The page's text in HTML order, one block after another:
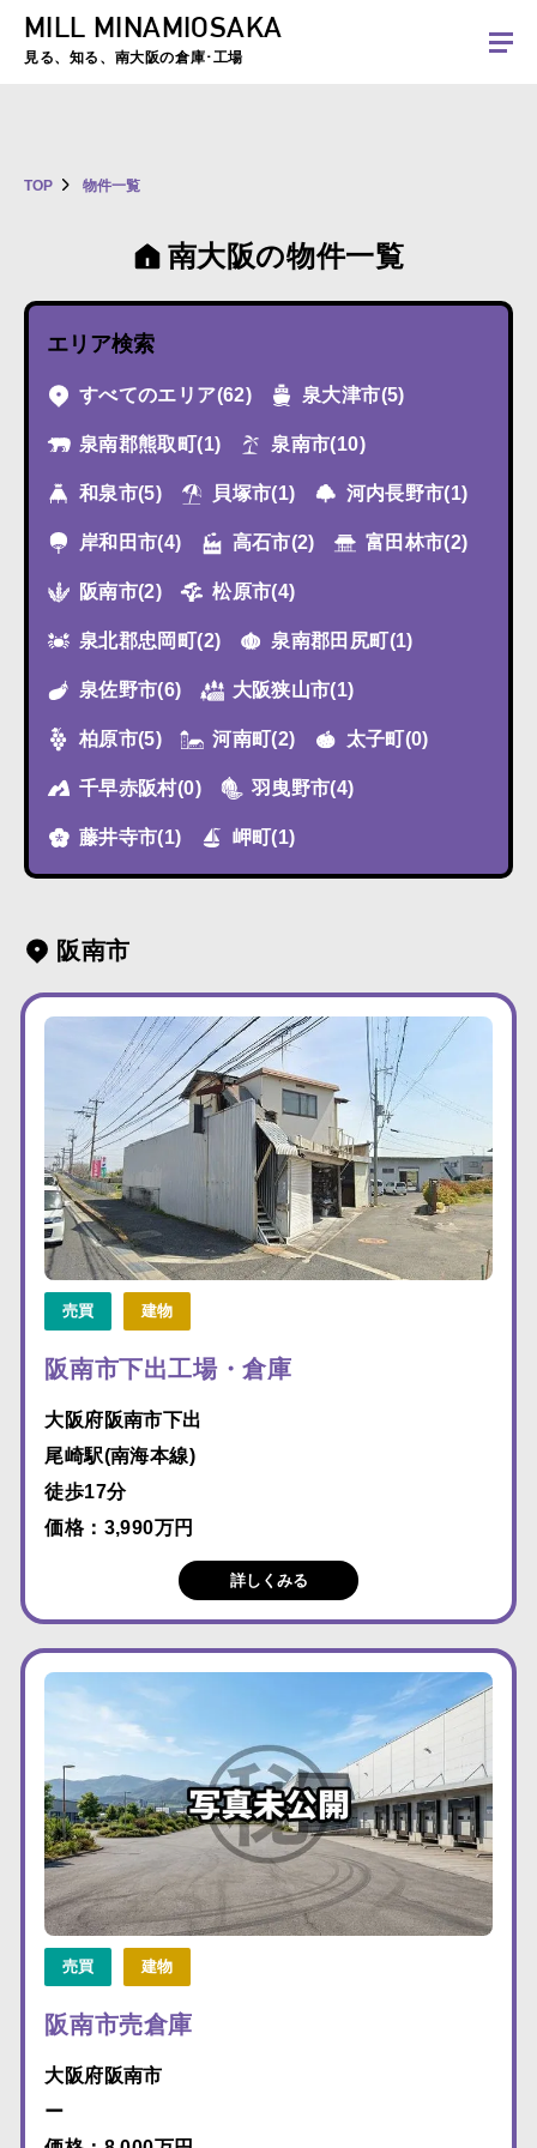
夏季休暇のお知らせ：2026年8月8日(土)～8月16日(日)まで休業とさせていた
MILL MINAMIOSAKA
見る、知る、南大阪の倉庫･工場
TOP 物件一覧
南大阪の物件一覧
エリア検索
すべてのエリア(62) 泉大津市(5)
泉南郡熊取町(1) 泉南市(10)
和泉市(5) 貝塚市(1) 河内長野市(1)
岸和田市(4) 高石市(2) 富田林市(2)
阪南市(2) 松原市(4)
泉北郡忠岡町(2) 泉南郡田尻町(1)
泉佐野市(6) 大阪狭山市(1)
柏原市(5) 河南町(2) 太子町(0)
千早赤阪村(0) 羽曳野市(4)
藤井寺市(1) 岬町(1)
阪南市
売買 建物
阪南市下出工場・倉庫
大阪府阪南市下出
尾崎駅(南海本線)
徒歩17分
価格：3,990万円
詳しくみる
売買 建物
阪南市売倉庫
大阪府阪南市
ー